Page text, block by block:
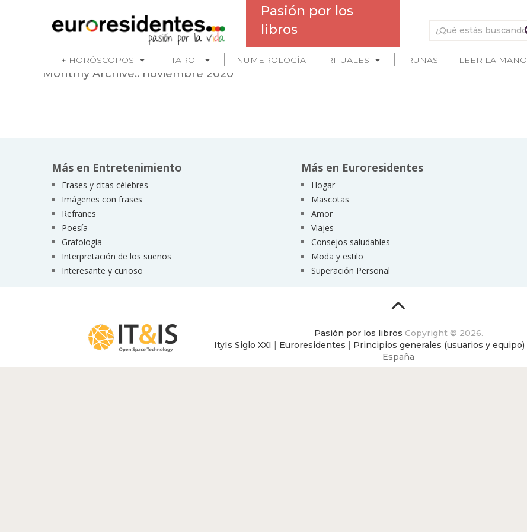
Pasión por los
libros
+ HORÓSCOPOS TAROT NUMEROLOGÍA RITUALES RUNAS LEER LA MANO
Monthly Archive:: noviembre 2020
Más en Entretenimiento
Frases y citas célebres
Imágenes con frases
Refranes
Poesía
Grafología
Interpretación de los sueños
Interesante y curioso
Más en Euroresidentes
Hogar
Mascotas
Amor
Viajes
Consejos saludables
Moda y estilo
Superación Personal
Pasión por los libros Copyright © 2026.
ItyIs Siglo XXI | Euroresidentes | Principios generales (usuarios y equipo)
España